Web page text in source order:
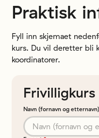
Praktisk
Fyll inn skjemaet
kurs. Du vil deretter bli
koordinatorer.
Frivilligkurs
Navn (fornavn og etternavn)